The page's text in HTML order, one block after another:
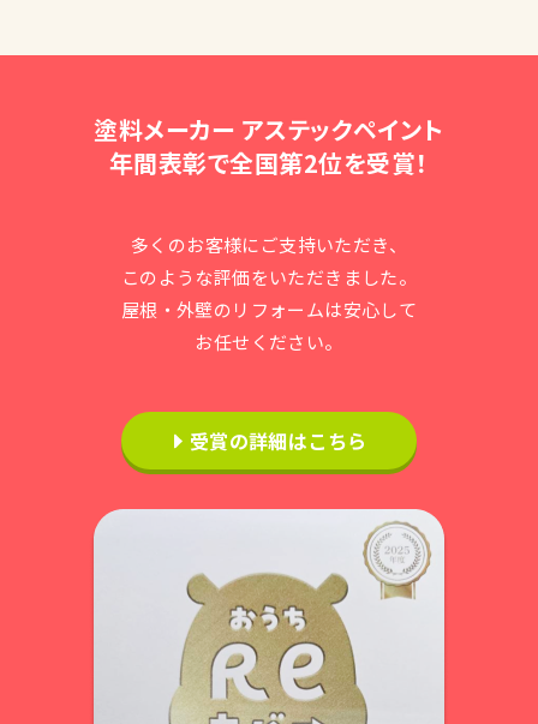
塗料メーカー アステックペイント
年間表彰で全国第2位を受賞！
多くのお客様にご支持いただき、
このような評価をいただきました。
屋根・外壁のリフォームは安心して
お任せください。
受賞の詳細はこちら